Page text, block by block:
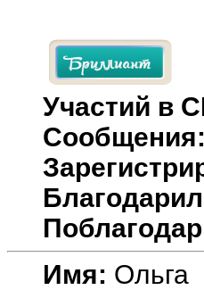
Участий в
Сообщения:
Имя: Ольга